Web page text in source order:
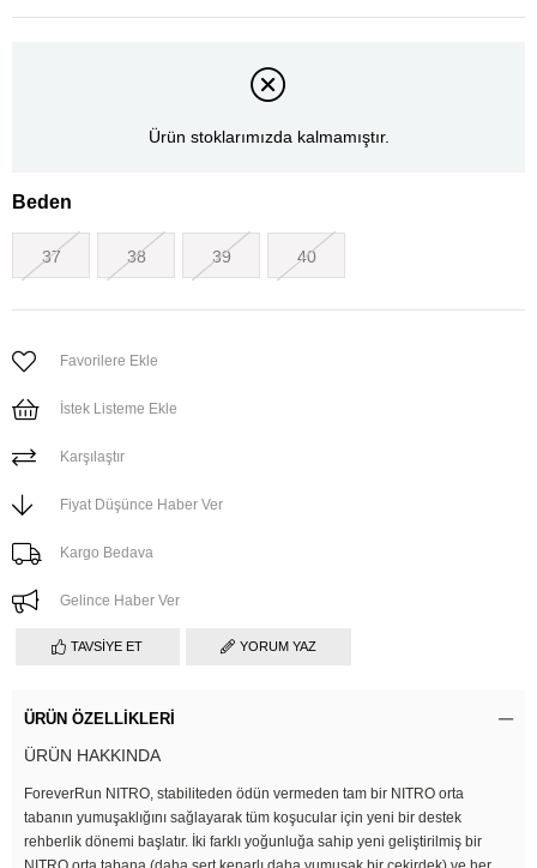
Ürün stoklarımızda kalmamıştır.
Beden
37 38 39 40
Favorilere Ekle
İstek Listeme Ekle
Karşılaştır
Fiyat Düşünce Haber Ver
Kargo Bedava
Gelince Haber Ver
TAVSIYE ET YORUM YAZ
ÜRÜN ÖZELLIKLERI
ÜRÜN HAKKINDA
ForeverRun NITRO, stabiliteden ödün vermeden tam bir NITRO orta
tabanın yumuşaklığını sağlayarak tüm koşucular için yeni bir destek
rehberlik dönemi başlatır. İki farklı yoğunluğa sahip yeni geliştirilmiş bir